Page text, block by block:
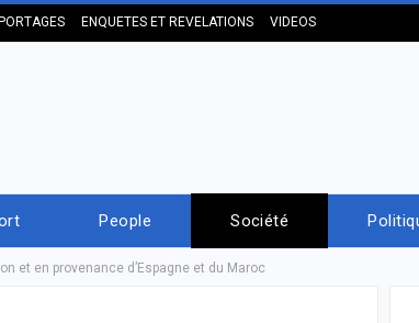
ENQUETES ET REVELATIONS VIDEOS
People Société
et en provenance d’Espagne et du Maroc